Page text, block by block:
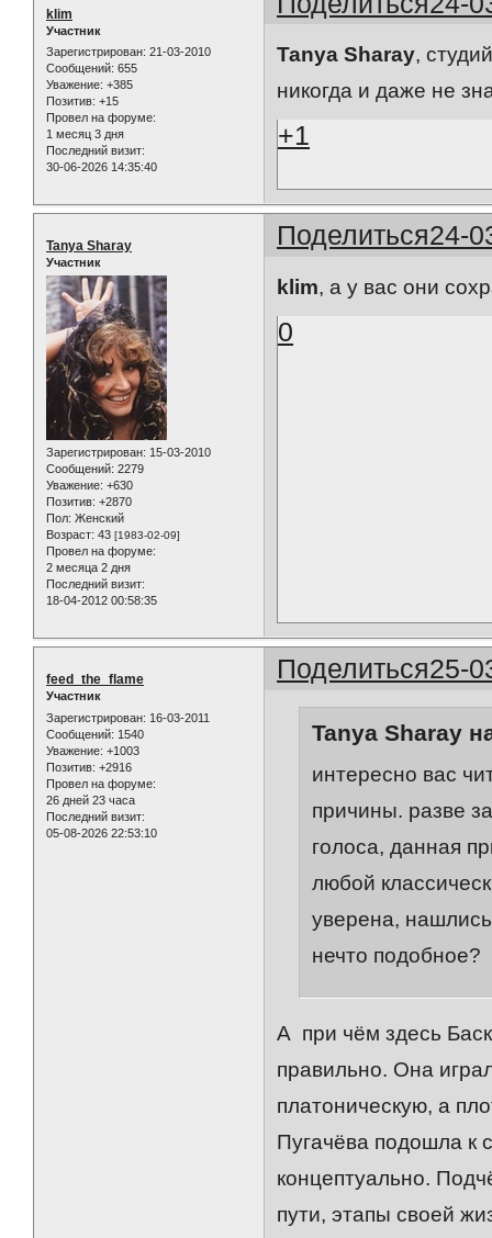
klim
Участник
Зарегистрирован: 21-03-2010
Сообщений: 655
Уважение: +385
Позитив: +15
Провел на форуме:
1 месяц 3 дня
Последний визит:
30-06-2026 14:35:40
Tanya Sharay,
никогда и даже не
+1
Поделиться24-
Tanya Sharay
Участник
Зарегистрирован: 15-03-2010
Сообщений: 2279
Уважение: +630
Позитив: +2870
Пол: Женский
Возраст: 43 [1983-02-09]
Провел на форуме:
2 месяца 2 дня
Последний визит:
18-04-2012 00:58:35
klim, а у вас они
0
Поделиться25-
feed_the_flame
Участник
Зарегистрирован: 16-03-2011
Сообщений: 1540
Уважение: +1003
Позитив: +2916
Провел на форуме:
26 дней 23 часа
Последний визит:
05-08-2026 22:53:10
Tanya Sharay
интересно вас
причины. разве
голоса, данная
любой
уверена,
нечто подобное?
А при чём здесь
правильно. Она
платоническую, а
Пугачёва подошла к
концептуально.
пути, этапы своей